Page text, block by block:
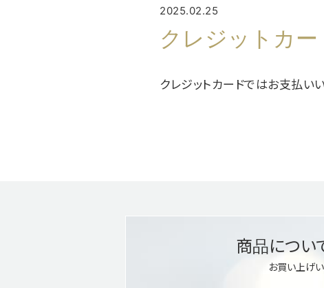
2025.02.25
クレジットカ
クレジットカードではお支払い
商品につい
お買い上げ